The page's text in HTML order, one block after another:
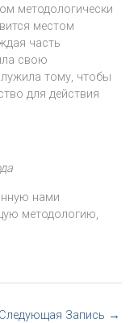
методологически
местом
часть
свою
тому, чтобы
для действия
нами
методологию,
Следующая Запись →